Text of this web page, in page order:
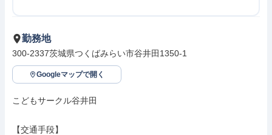
勤務地
300-2337茨城県つくばみらい市谷井田1350-1
Googleマップで開く
こどもサークル谷井田
【交通手段】